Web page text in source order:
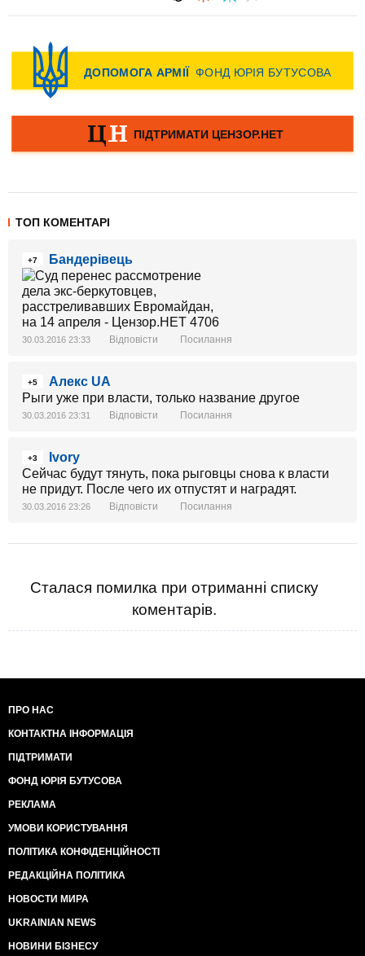
ТОП КОМЕНТАРІ
+7 Бандерівець
30.03.2016 23:33 Відповісти Посилання
+5
Алекс UA
Рыги уже при власти, только название другое
30.03.2016 23:31 Відповісти Посилання
+3
Ivory
Сейчас будут тянуть, пока рыговцы снова к власти
не придут. После чего их отпустят и наградят.
30.03.2016 23:26 Відповісти Посилання
Сталася помилка при отриманні списку
коментарів.
ПРО НАС
КОНТАКТНА ІНФОРМАЦІЯ
ПІДТРИМАТИ
ФОНД ЮРІЯ БУТУСОВА
РЕКЛАМА
УМОВИ КОРИСТУВАННЯ
ПОЛІТИКА КОНФІДЕНЦІЙНОСТІ
РЕДАКЦІЙНА ПОЛІТИКА
НОВОСТИ МИРА
UKRAINIAN NEWS
НОВИНИ БІЗНЕСУ